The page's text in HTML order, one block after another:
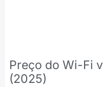
Preço do Wi-Fi
(2025)